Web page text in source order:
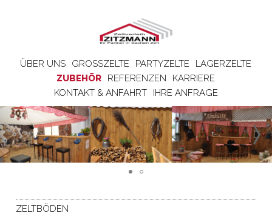
ÜBER UNS GROSSZELTE PARTYZELTE
LAGERZELTE
ZUBEHÖR
REFERENZEN
KARRIERE
KONTAKT & ANFAHRT
IHRE ANFRAGE
ZELTBÖDEN